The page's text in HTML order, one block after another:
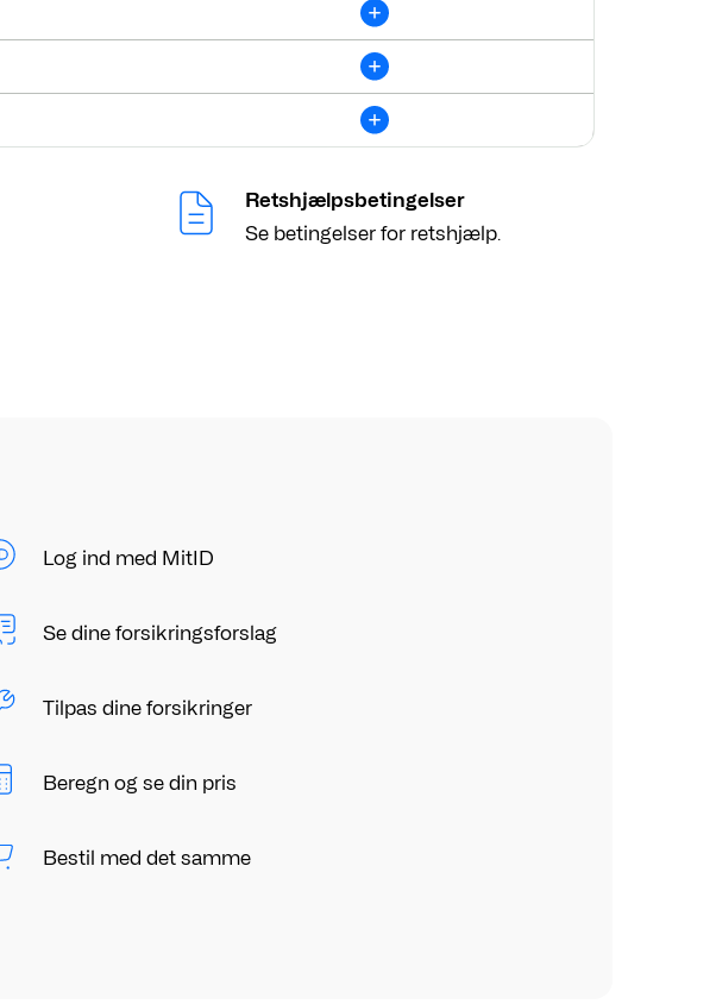
Retshjælpsbetingelser
Se betingelser for retshjælp.
Log ind med MitID
Se dine forsikringsforslag
Tilpas dine forsikringer
Beregn og se din pris
Bestil med det samme